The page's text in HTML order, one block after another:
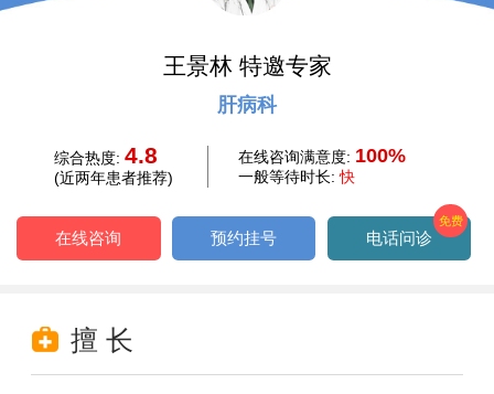
王景林 特邀专家
肝病科
综合热度: 4.8
(近两年患者推荐)
在线咨询满意度: 100%
一般等待时长:快
在线咨询 预约挂号 电话问诊
免费
擅 长